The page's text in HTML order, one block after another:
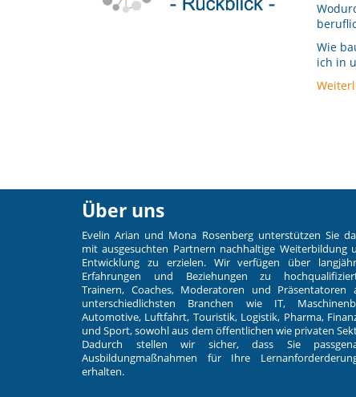
Wie
ich in
Über uns
Evelin Arian und Mona Rosenberg unterstützen Sie
mit ausgesuchten Partnern nachhaltige Weiterbildung
Entwicklung zu erzielen. Wir verfügen über
Erfahrungen und Beziehungen zu
Trainern, Coaches, Moderatoren und Präsentatoren
unterschiedlichsten Branchen wie IT,
Automotive, Luftfahrt, Touristik, Logistik, Pharma,
und Sport, sowohl aus dem öffentlichen wie privaten
Dadurch stellen wir sicher, dass Sie
Ausbildungmaßnahmen für Ihre
erhalten.